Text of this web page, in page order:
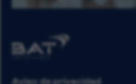
Aviso de privacidad